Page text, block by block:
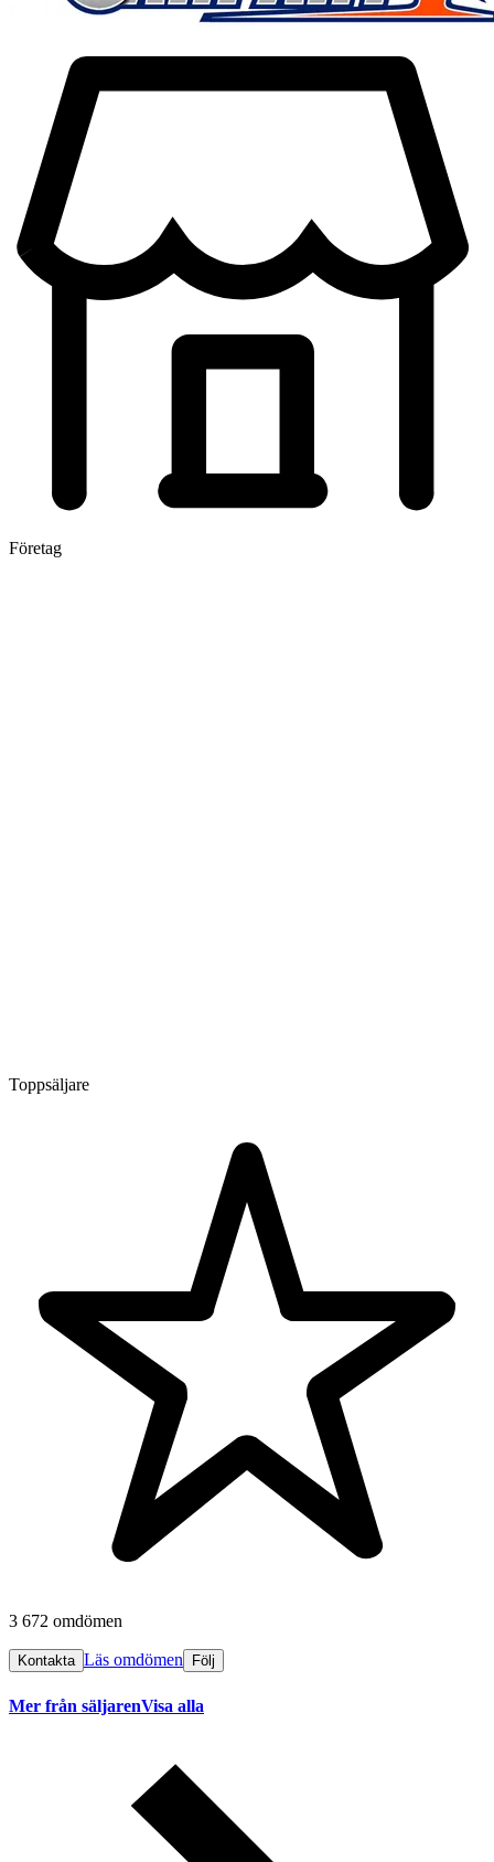
Företag
Toppsäljare
3 672 omdömen
Kontakta Läs omdömen Följ
Mer från säljarenVisa alla